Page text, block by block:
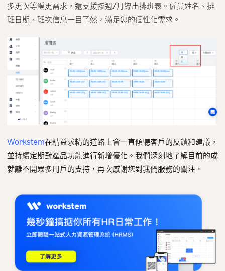
多更次等編更需求，還支援按週/月導出排班表。僱員姓名、排
班日期、班次信息一目了然，滿足您的個性化需求。
Workstem在精益求精的道路上會一直傾聽客戶的反饋和建議，
並持續定期對產品功能進行新增優化。我們深刻地了解目前的成
就離不開眾多用戶的支持，再次感謝您對我們服務的關注。